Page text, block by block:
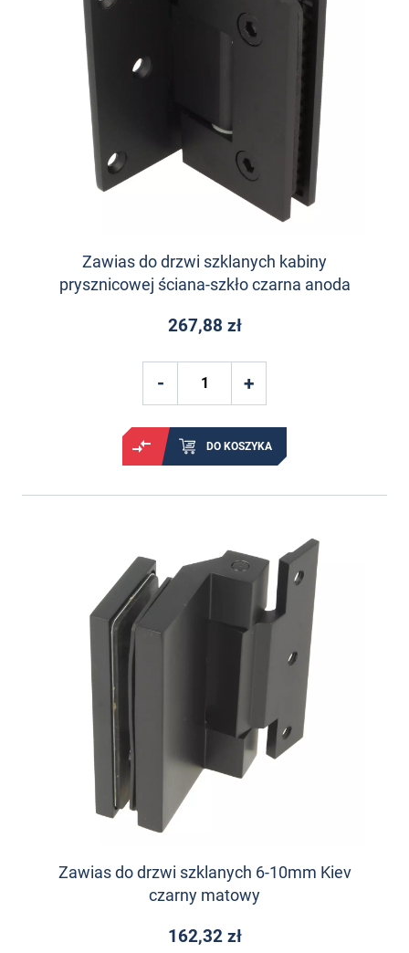
Zawias do drzwi szklanych kabiny
prysznicowej ściana-szkło czarna anoda
267,88 zł
DO KOSZYKA
Zawias do drzwi szklanych 6-10mm Kiev
czarny matowy
162,32 zł